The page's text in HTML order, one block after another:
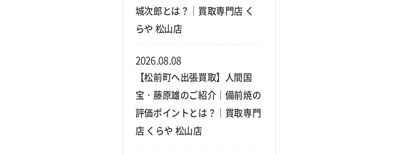
城次郎とは？｜買取専門店 く
らや 松山店
【松前町へ出張買取】人間国
宝・藤原雄のご紹介｜備前焼の
評価ポイントとは？｜買取専門
店 くらや 松山店
2026.08.08